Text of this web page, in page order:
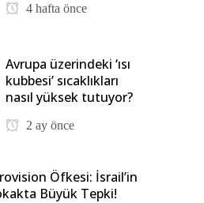
4 hafta önce
Avrupa üzerindeki ‘ısı
kubbesi’ sıcaklıkları
nasıl yüksek tutuyor?
2 ay önce
Öfkesi: İsrail’in
Büyük Tepki!